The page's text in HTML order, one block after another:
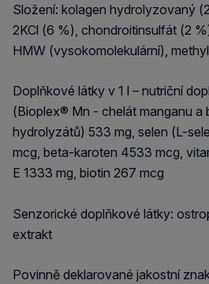
Složení: kolagen hydrolyzovaný
2KCl (6 %), chondroitinsulfát (2
HMW (vysokomolekulární),
Doplňkové látky v 1 l – nutriční
(Bioplex® Mn - chelát manganu a
hydrolyzátů) 533 mg, selen (L-
mcg, beta-karoten 4533 mcg,
E 1333 mg, biotin 267 mcg
Senzorické doplňkové látky:
extrakt
Povinně deklarované jakostní